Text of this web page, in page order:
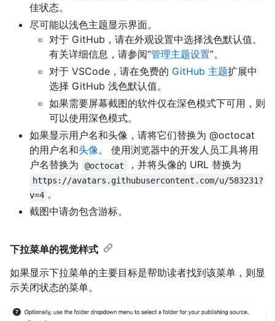
佳状态。
尽可能以浅色主题显示界面。
对于 GitHub，请在外观设置中选择浅色默认值。
有关详细信息，请参阅“管理主题设置”。
对于 VSCode，请在免费的 GitHub 主题扩展中
选择 GitHub 浅色默认值。
如果需要屏幕截图的软件仅在深色模式下可用，则
可以使用深色模式。
如果显示用户名和头像，请将它们替换为 @octocat
的用户名和头像。 使用浏览器中的开发人员工具将用
户名替换为
@octocat ，并将头像的 URL 替换为
https://avatars.githubusercontent.com/u/583231?
v=4 。
截图中请勿包含游标。
下拉菜单的视觉样式
如果显示下拉菜单的主要目标是帮助读者找到该菜单，则显
示关闭状态的菜单。